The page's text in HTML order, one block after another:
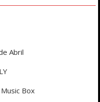
Abril
Box